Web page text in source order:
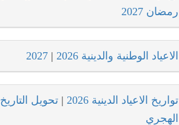
رمضان 2027
الاعياد الوطنية والدينية 2026 |
2027
تواريخ الاعياد الدينية 2026 | تحويل التاريخ
الهجري